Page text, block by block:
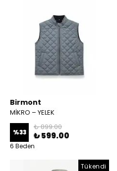
Birmont
MİKRO – YELEK
%33
₺ 899.00
₺ 599.00
6 Beden
Tükendi